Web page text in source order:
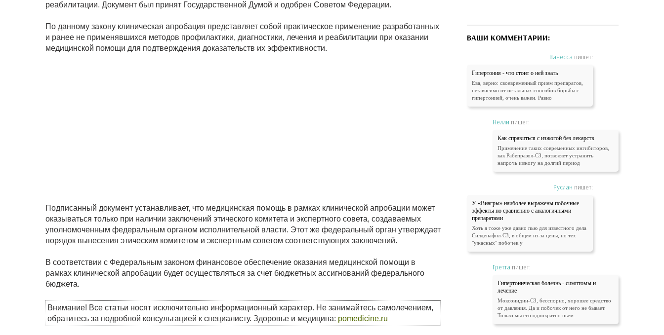
реабилитации. Документ был принят Государственной Думой и одобрен Советом Федерации.
По данному закону клиническая апробация представляет собой практическое применение разработанных
и ранее не применявшихся методов профилактики, диагностики, лечения и реабилитации при оказании
медицинской помощи для подтверждения доказательств их эффективности.
Подписанный документ устанавливает, что медицинская помощь в рамках клинической апробации может
оказываться только при наличии заключений этического комитета и экспертного совета, создаваемых
уполномоченным федеральным органом исполнительной власти. Этот же федеральный орган утверждает
порядок вынесения этическим комитетом и экспертным советом соответствующих заключений.
В соответствии с Федеральным законом финансовое обеспечение оказания медицинской помощи в
рамках клинической апробации будет осуществляться за счет бюджетных ассигнований федерального
бюджета.
Внимание! Все статьи носят исключительно информационный характер. Не занимайтесь самолечением,
обратитесь за подробной консультацией к специалисту. Здоровье и медицина: pomedicine.ru
ВАШИ КОММЕНТАРИИ:
Ванесса пишет:
Гипертония - что стоит о ней знать
Ева, верно: своевременный прием препаратов,
независимо от остальных способов борьбы с
гипертонией, очень важен. Равно
Нелли пишет:
Как справиться с изжогой без лекарств
Применение таких современных ингибиторов,
как Рабепразол-СЗ, позволяет устранить
напрочь изжогу на долгий период
Руслан пишет:
У «Виагры» наиболее выражены побочные
эффекты по сравнению с аналогичными
препаратами
Хоть я тоже уже давно пью для известного дела
Силденафил-СЗ, в общем из-за цены, но тех
"ужасных" побочек у
Гретта пишет:
Гипертоническая болезнь - симптомы и
лечение
Моксонидин-СЗ, бесспорно, хорошее средство
от давления. Да и побочек от него не бывает.
Только мы его однократно пьем.